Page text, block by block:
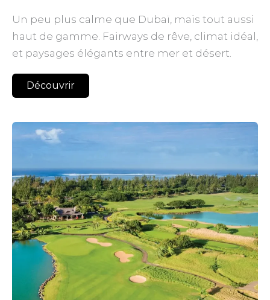
Un peu plus calme que Dubaï, mais tout aussi
haut de gamme. Fairways de rêve, climat idéal,
et paysages élégants entre mer et désert.
Découvrir